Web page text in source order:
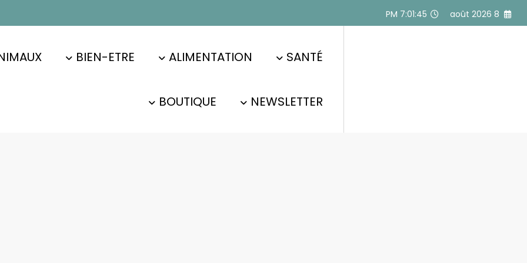
Aller
8 août 2026
7:01:46 PM
SANTÉ
ALIMENTATION
BIEN-ETRE
NEWSLETTER
BOUTIQUE